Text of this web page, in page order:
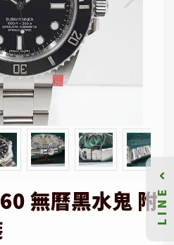
無曆黑水鬼 附LINE